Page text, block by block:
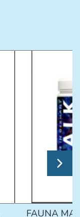
FAUNA